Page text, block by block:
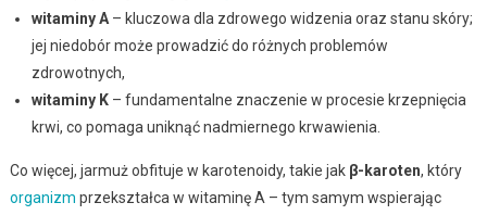
witaminy A– kluczowa dla zdrowego widzenia oraz stanu skóry;
jej niedobór może prowadzić do różnych problemów
zdrowotnych,
witaminy K– fundamentalne znaczenie w procesie krzepnięcia
krwi, co pomaga uniknąć nadmiernego krwawienia.
Co więcej, jarmuż obfituje w karotenoidy, takie jak β-karoten, który
organizm przekształca w witaminę A – tym samym wspierając